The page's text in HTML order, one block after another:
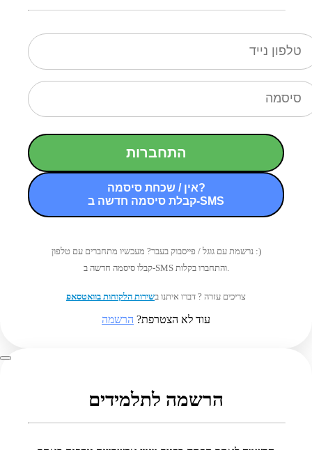
התחברות
אין / שכחת סיסמה?
קבלת סיסמה חדשה ב-SMS
נרשמת עם גוגל / פייסבוק בעבר? מעכשיו מתחברים עם טלפון :)
קבלו סיסמה חדשה ב-SMS והתחברו בקלות.
צריכים עזרה ? דברו איתנו בשירות הלקוחות בוואטסאפ
עוד לא הצטרפת? הרשמה
הרשמה לתלמידים